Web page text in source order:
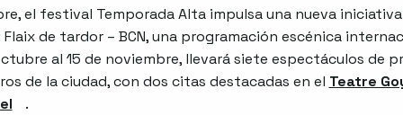
el festival Temporada Alta impulsa una nueva
Flaix de tardor – BCN, una programación escénica
al 15 de noviembre, llevará siete espectáculos de
de la ciudad, con dos citas destacadas en el Teatre
Abre en nueva ventana
.